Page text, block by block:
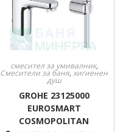
смесител за умивалник,
Смесители за баня,хигиенен
душ
GROHE 23125000
EUROSMART
COSMOPOLITAN